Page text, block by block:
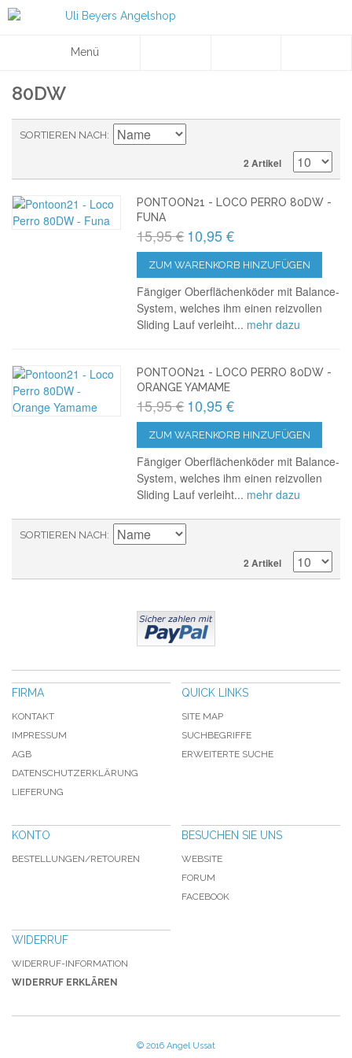
Menü
80DW
SORTIEREN NACH
2 Artikel
PONTOON21 - LOCO PERRO 80DW -
FUNA
15,95 €10,95 €
ZUM WARENKORB HINZUFÜGEN
Fängiger Oberflächenköder mit Balance-
System, welches ihm einen reizvollen
Sliding Lauf verleiht... mehr dazu
PONTOON21 - LOCO PERRO 80DW -
ORANGE YAMAME
15,95 €10,95 €
ZUM WARENKORB HINZUFÜGEN
Fängiger Oberflächenköder mit Balance-
System, welches ihm einen reizvollen
Sliding Lauf verleiht... mehr dazu
SORTIEREN NACH
2 Artikel
FIRMA
KONTAKT
IMPRESSUM
AGB
DATENSCHUTZERKLÄRUNG
LIEFERUNG
QUICK LINKS
SITE MAP
SUCHBEGRIFFE
ERWEITERTE SUCHE
KONTO
BESTELLUNGEN/RETOUREN
BESUCHEN SIE UNS
WEBSITE
FORUM
FACEBOOK
WIDERRUF
WIDERRUF-INFORMATION
WIDERRUF ERKLÄREN
© 2016 Angel Ussat